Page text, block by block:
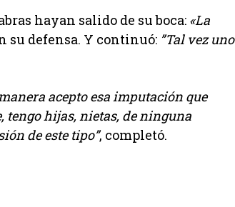
hayan salido de su boca: «La
su defensa. Y continuó: ”Tal vez uno
acepto esa imputación que
tengo hijas, nietas, de ninguna
de este tipo”, completó.